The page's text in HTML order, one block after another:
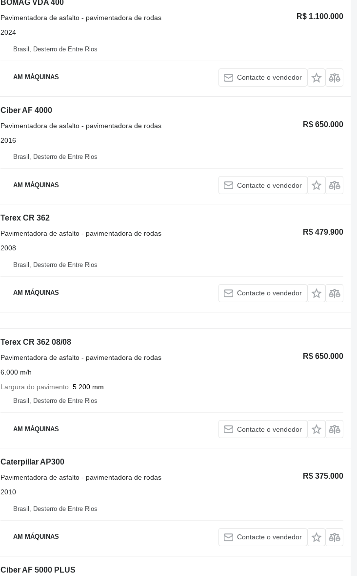
BOMAG VDA 400
R$ 1.100.000
Pavimentadora de asfalto - pavimentadora de rodas
2024
Brasil, Desterro de Entre Rios
AM MÁQUINAS Contacte o vendedor
Ciber AF 4000
R$ 650.000
Pavimentadora de asfalto - pavimentadora de rodas
2016
Brasil, Desterro de Entre Rios
AM MÁQUINAS Contacte o vendedor
Terex CR 362
R$ 479.900
Pavimentadora de asfalto - pavimentadora de rodas
2008
Brasil, Desterro de Entre Rios
AM MÁQUINAS Contacte o vendedor
Terex CR 362 08/08
R$ 650.000
Pavimentadora de asfalto - pavimentadora de rodas
6.000 m/h
Largura do pavimento 5.200 mm
Brasil, Desterro de Entre Rios
AM MÁQUINAS Contacte o vendedor
Caterpillar AP300
R$ 375.000
Pavimentadora de asfalto - pavimentadora de rodas
2010
Brasil, Desterro de Entre Rios
AM MÁQUINAS Contacte o vendedor
Ciber AF 5000 PLUS